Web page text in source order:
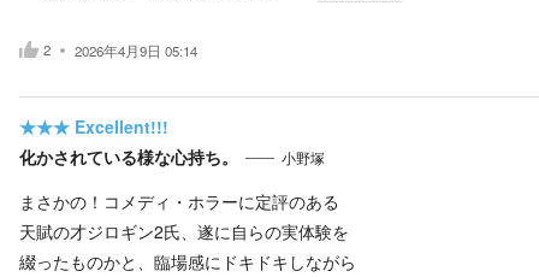
2 2026年4月9日 05:14
★★★ Excellent!!!
化かされている様な心持ち。
小野塚
まさかの！コメディ・ホラーに定評のある
天賦の才ジロギン2氏、遂に自らの実体験を
綴ったものかと、臨場感にドキドキしながら